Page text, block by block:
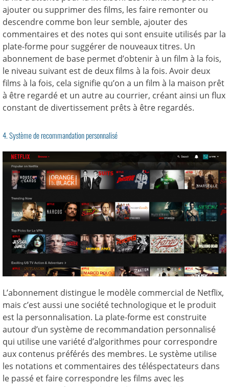
ajouter ou supprimer des films, les faire remonter ou
descendre comme bon leur semble, ajouter des
commentaires et des notes qui sont ensuite utilisés par la
plate-forme pour suggérer de nouveaux titres. Un
abonnement de base permet d’obtenir à un film à la fois,
le niveau suivant est de deux films à la fois. Avoir deux
films à la fois, cela signifie qu’on a un film à la maison prêt
à être regardé et un autre au courrier, créant ainsi un flux
constant de divertissement prêts à être regardés.
4. Système de recommandation personnalisé
L’abonnement distingue le modèle commercial de Netflix,
mais c’est aussi une société technologique et le produit
est la personnalisation. La plate-forme est construite
autour d’un système de recommandation personnalisé
qui utilise une variété d’algorithmes pour correspondre
aux contenus préférés des membres. Le système utilise
les notations et commentaires des téléspectateurs dans
le passé et faire correspondre les films avec les